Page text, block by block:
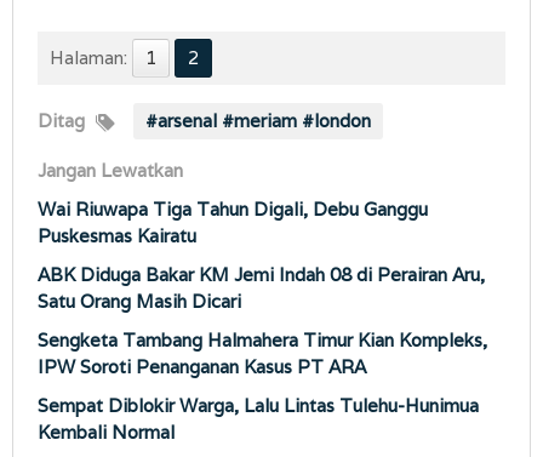
Halaman: 1 2
Ditag #arsenal #meriam #london
Jangan Lewatkan
Wai Riuwapa Tiga Tahun Digali, Debu Ganggu
Puskesmas Kairatu
ABK Diduga Bakar KM Jemi Indah 08 di Perairan Aru,
Satu Orang Masih Dicari
Sengketa Tambang Halmahera Timur Kian Kompleks,
IPW Soroti Penanganan Kasus PT ARA
Sempat Diblokir Warga, Lalu Lintas Tulehu-Hunimua
Kembali Normal